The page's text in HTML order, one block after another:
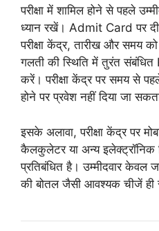
परीक्षा में शामिल होने से पहले
ध्यान रखें। Admit Card पर
परीक्षा केंद्र, तारीख और समय
गलती की स्थिति में तुरंत संबंधित
करें। परीक्षा केंद्र पर समय से
होने पर प्रवेश नहीं दिया जा
इसके अलावा, परीक्षा केंद्र पर
कैलकुलेटर या अन्य इलेक्ट्रॉनिक
प्रतिबंधित है। उम्मीदवार केवल
की बोतल जैसी आवश्यक चीजें ही